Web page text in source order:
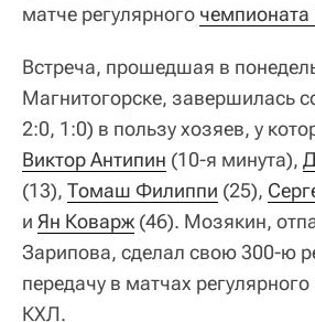
матче регулярного
Встреча, прошедшая в
Магнитогорске, завершилась
2:0, 1:0) в пользу хозяев, у
Виктор Антипин (10-я минута),
(13), Томаш Филиппи (25),
и Ян Коварж (46). Мозякин,
Зарипова, сделал свою 300-ю
передачу в матчах
КХЛ.